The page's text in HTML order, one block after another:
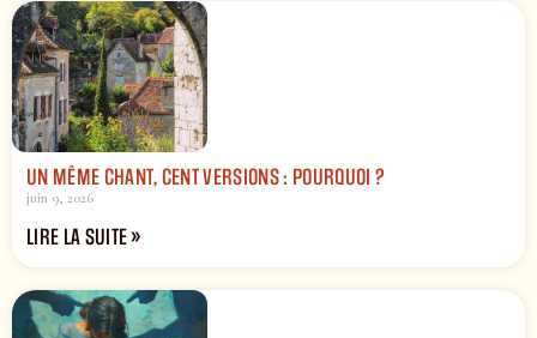
UN MÊME CHANT, CENT VERSIONS : POURQUOI ?
juin 9, 2026
LIRE LA SUITE »